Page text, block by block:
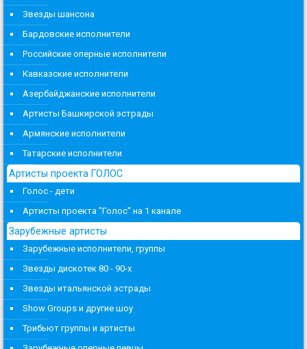
Звезды шансона
Бардовские исполнители
Российские оперные исполнители
Кавказские исполнители
Азербайджанские исполнители
Артисты Башкирской эстрады
Армянские исполнители
Татарские исполнители
Артисты проекта ГОЛОС
Голос - дети
Артисты проекта "Голос" на 1 канале
Зарубежные артисты
Зарубежные исполнители, группы
Звезды дискотек 80 - 90-х
Звезды итальянской эстрады
Show Groups и другие шоу
Трибьют группы и артисты